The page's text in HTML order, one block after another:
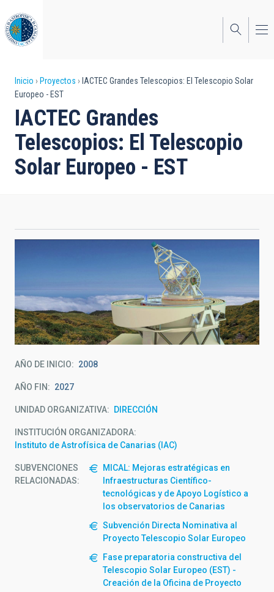
al
contenido
principal
Sobrescribir
enlaces
de
ayuda
a
Inicio Proyectos
IACTEC Grandes Telescopios: El Telescopio Solar
Europeo - EST
IACTEC Grandes
Telescopios: El Telescopio
Solar Europeo - EST
AÑO DE INICIO 2008
AÑO FIN 2027
UNIDAD ORGANIZATIVA DIRECCIÓN
INSTITUCIÓN ORGANIZADORA
Instituto de Astrofísica de Canarias (IAC)
SUBVENCIONES
RELACIONADAS:
MICAL: Mejoras estratégicas en
Infraestructuras Científico-
tecnológicas y de Apoyo Logístico a
los observatorios de Canarias
Subvención Directa Nominativa al
Proyecto Telescopio Solar Europeo
Fase preparatoria constructiva del
Telescopio Solar Europeo (EST) -
Creación de la Oficina de Proyecto